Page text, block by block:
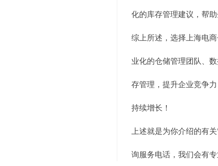
化的库存管理建议，帮
综上所述，选择上海电
业化的仓储管理团队、
存管理，提升企业竞争
持续增长！
上述就是为你介绍的有
询服务电话，我们会有